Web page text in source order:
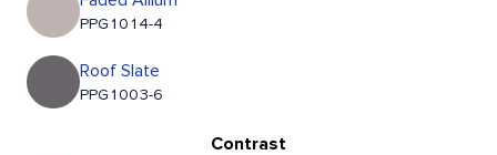
PPG1014-4
Roof Slate
PPG1003-6
Contrast